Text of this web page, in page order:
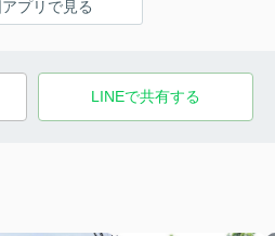
プリで見る
LINEで共有する